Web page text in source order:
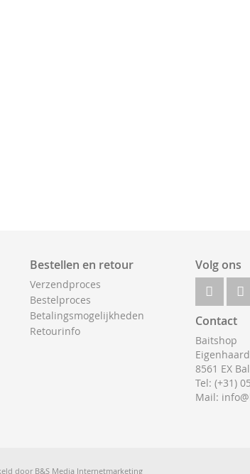
Bestellen en retour
Verzendproces
Bestelproces
Betalingsmogelijkheden
Retourinfo
Volg ons
Contact
Baitshop
8561 EX
Tel: (+31)
Mail:
door B&S Media Internetmarketing